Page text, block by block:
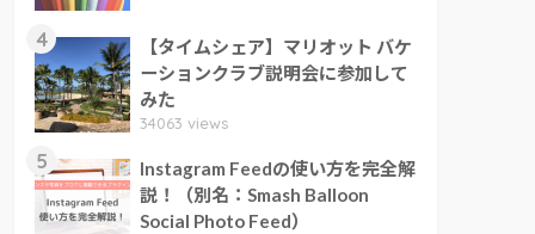
4
【タイムシェア】マリオット バケ
ーションクラブ説明会に参加して
みた
34063 views
5
Instagram Feedの使い方を完全解
説！（別名：Smash Balloon
Social Photo Feed）